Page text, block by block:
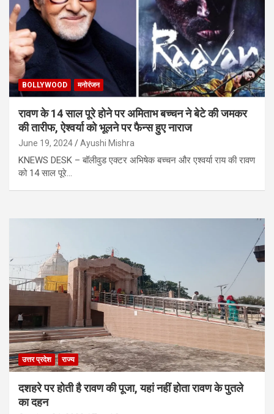
BOLLYWOOD मनोरंजन
रावण के 14 साल पूरे होने पर अमिताभ बच्चन ने बेटे की जमकर
की तारीफ, ऐश्वर्या को भूलने पर फैन्स हुए नाराज
June 19, 2024 Ayushi Mishra
KNEWS DESK – बॉलीवुड एक्टर अभिषेक बच्चन और एश्वर्या राय की रावण
को 14 साल पूरे…
उत्तर प्रदेश राज्य
दशहरे पर होती है रावण की पूजा, यहां नहीं होता रावण के पुतले
का दहन